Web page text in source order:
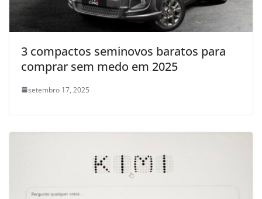
3 compactos seminovos baratos para
comprar sem medo em 2025
setembro 17, 2025